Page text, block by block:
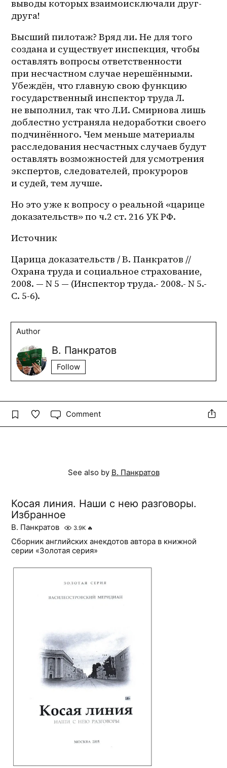
выводы которых взаимоисключали друг-
друга!
Высший пилотаж? Вряд ли. Не для того
создана и существует инспекция, чтобы
оставлять вопросы ответственности
при несчастном случае нерешёнными.
Убеждён, что главную свою функцию
государственный инспектор труда Л.
не выполнил, так что Л.И. Смирнова лишь
доблестно устраняла недоработки своего
подчинённого. Чем меньше материалы
расследования несчастных случаев будут
оставлять возможностей для усмотрения
экспертов, следователей, прокуроров
и судей, тем лучше.
Но это уже к вопросу о реальной «царице
доказательств» по ч.2 ст. 216 УК РФ.
Источник
Царица доказательств / В. Панкратов //
Охрана труда и социальное страхование,
2008. — N 5 — (Инспектор труда.- 2008.- N 5.-
С. 5-6).
Author
В. Панкратов
Follow
Comment
See also by В. Панкратов
Косая линия. Наши с нею разговоры.
Избранное
В. Панкратов 3.9K 🔥
Сборник английских анекдотов автора в книжной
серии «Золотая серия»